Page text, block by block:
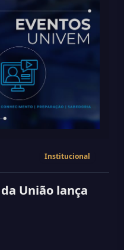
Institucional
União lança